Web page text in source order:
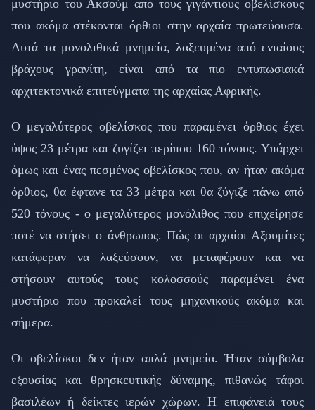
μυστήριο του Ακσούμ από τους γιγάντιους οβελίσκους
που ακόμα στέκονται όρθιοι στην αρχαία πρωτεύουσα.
Αυτά τα μονολιθικά μνημεία, λαξευμένα από ενιαίους
βράχους γρανίτη, είναι από τα πιο εντυπωσιακά
αρχιτεκτονικά επιτεύγματα της αρχαίας Αφρικής.
Ο μεγαλύτερος οβελίσκος που παραμένει όρθιος έχει
ύψος 23 μέτρα και ζυγίζει περίπου 160 τόνους. Υπάρχει
όμως και ένας πεσμένος οβελίσκος που, αν ήταν ακόμα
όρθιος, θα έφτανε τα 33 μέτρα και θα ζύγιζε πάνω από
520 τόνους - ο μεγαλύτερος μονόλιθος που επιχείρησε
ποτέ να στήσει ο άνθρωπος. Πώς οι αρχαίοι Αξουμίτες
κατάφεραν να λαξεύσουν, να μεταφέρουν και να
στήσουν αυτούς τους κολοσσούς παραμένει ένα
μυστήριο που προκαλεί τους μηχανικούς ακόμα και
σήμερα.
Οι οβελίσκοι δεν ήταν απλά μνημεία. Ήταν σύμβολα
εξουσίας και θρησκευτικής δύναμης, πιθανώς τάφοι
βασιλέων ή δείκτες ιερών χώρων. Η επιφάνειά τους